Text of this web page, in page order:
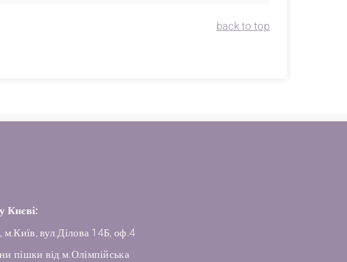
back to top
Києві:
м.Київ, вул.Ділова 14Б, оф.4
пішки від м.Олімпійська